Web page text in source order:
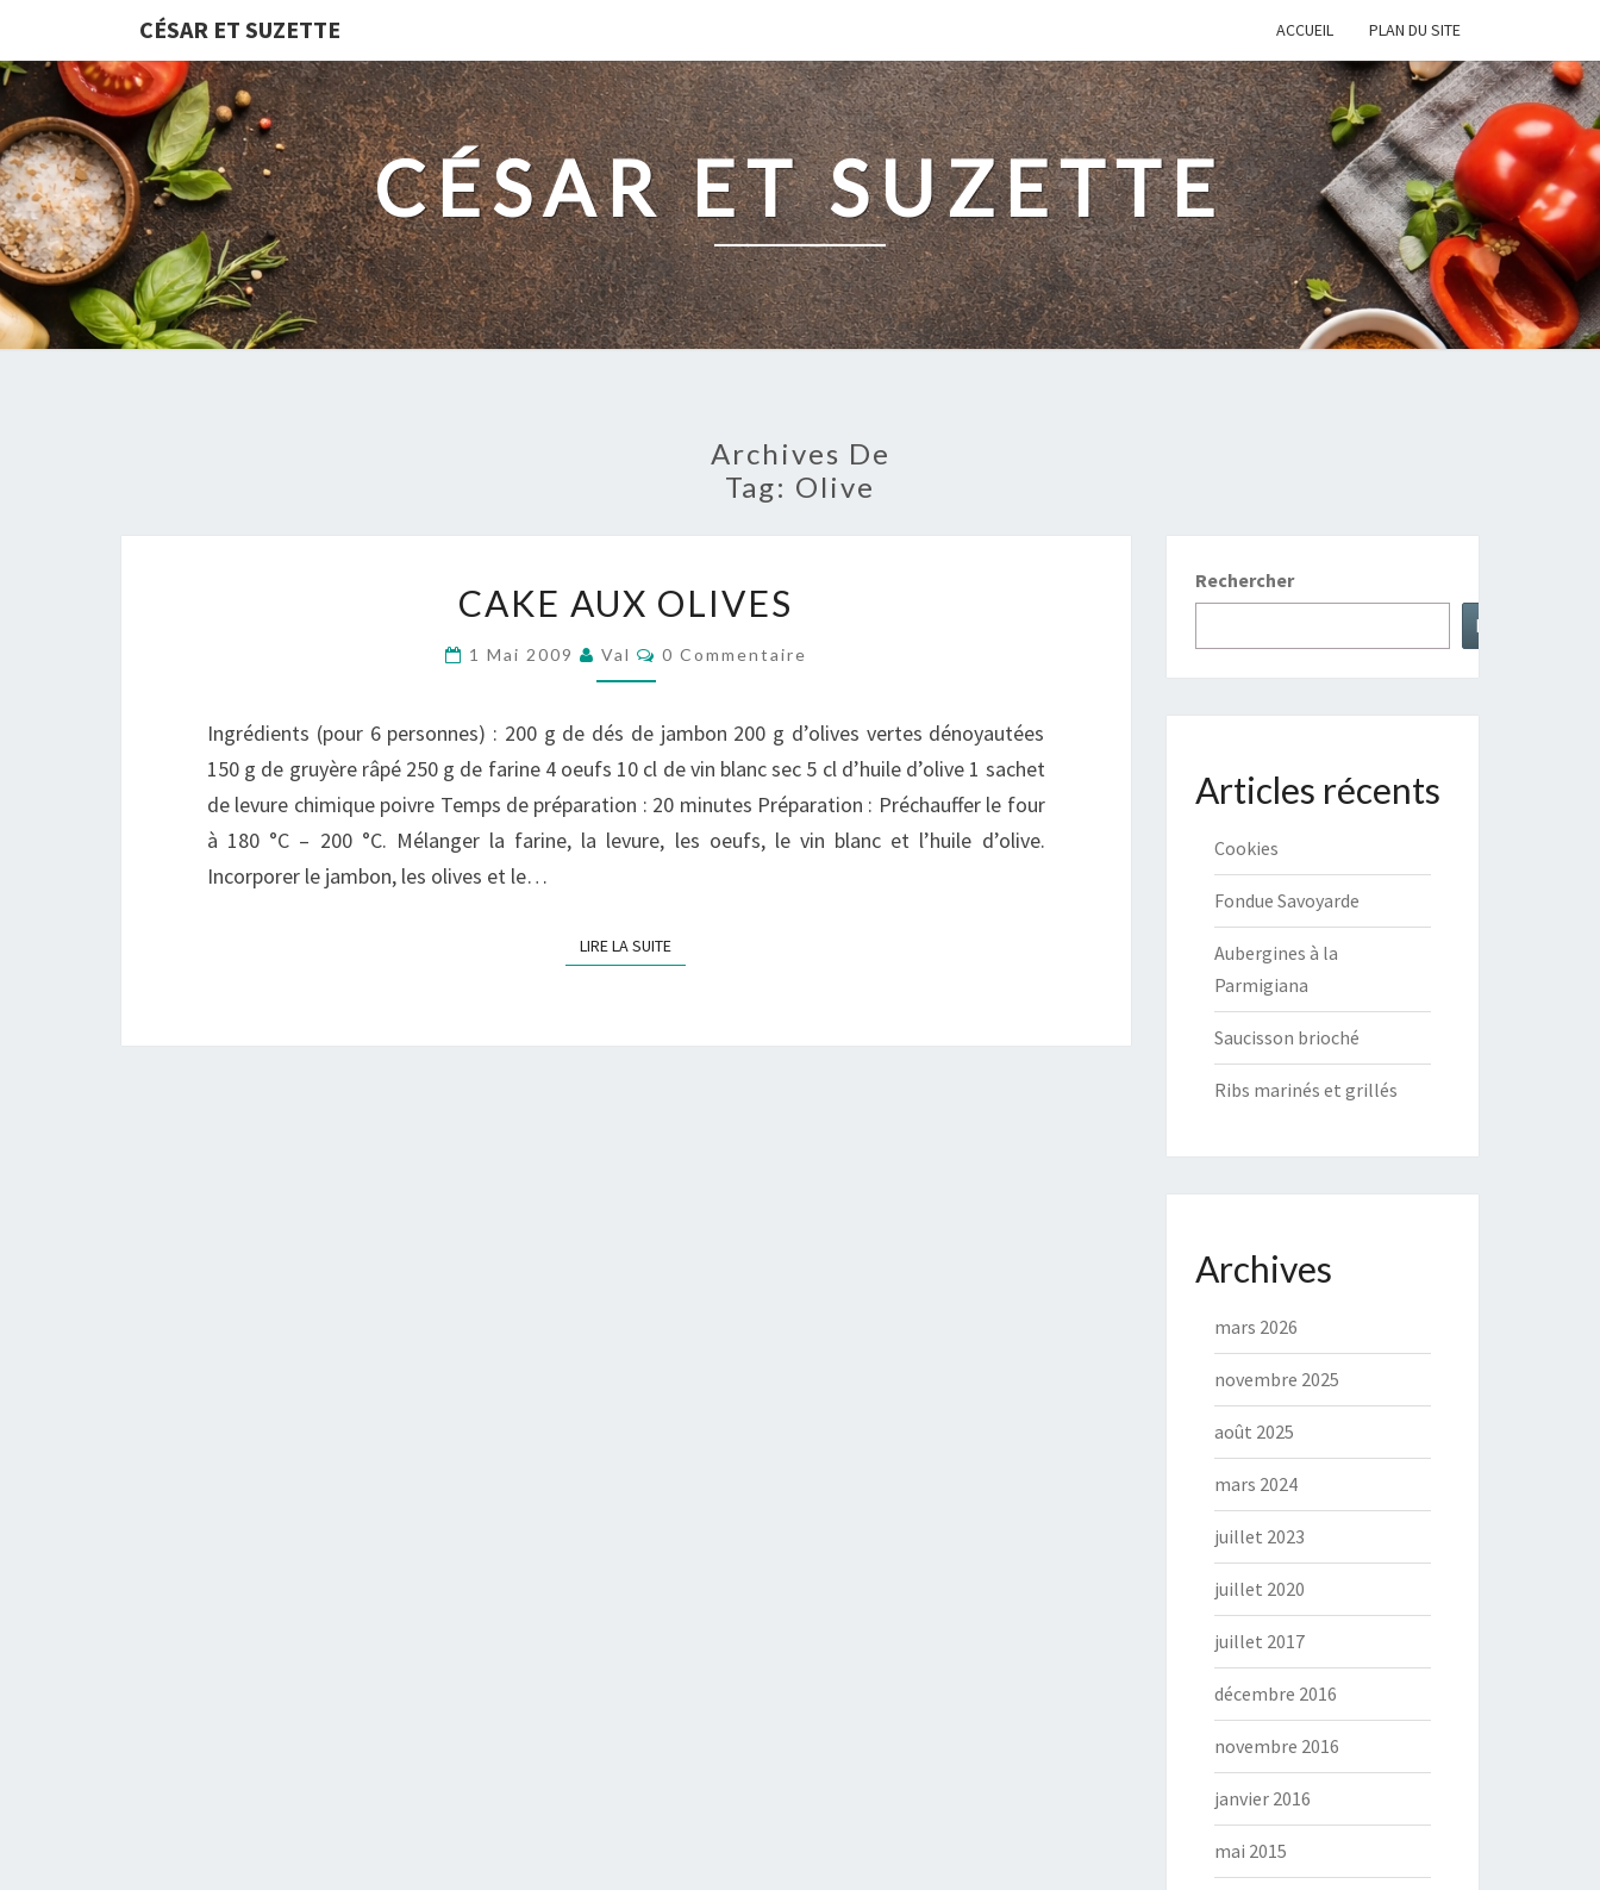
CÉSAR ET SUZETTE ACCUEIL PLAN DU SITE
CÉSAR ET SUZETTE
Archives De
Tag: Olive
AUX
OLIVES
CAKE AUX OLIVES
1 Mai 2009 Val Commentaires
0 Commentaire
Ingrédients (pour 6 personnes) : 200 g de dés de jambon 200 g d’olives vertes dénoyautées
150 g de gruyère râpé 250 g de farine 4 oeufs 10 cl de vin blanc sec 5 cl d’huile d’olive 1 sachet
de levure chimique poivre Temps de préparation : 20 minutes Préparation : Préchauffer le four
à 180 °C – 200 °C. Mélanger la farine, la levure, les oeufs, le vin blanc et l’huile d’olive.
Incorporer le jambon, les olives et le…
LIRE LA SUITELIRE LA SUITE
Rechercher
Rechercher
Articles récents
Cookies
Fondue Savoyarde
Aubergines à la
Parmigiana
Saucisson brioché
Ribs marinés et grillés
Archives
mars 2026
novembre 2025
août 2025
mars 2024
juillet 2023
juillet 2020
juillet 2017
décembre 2016
novembre 2016
janvier 2016
mai 2015